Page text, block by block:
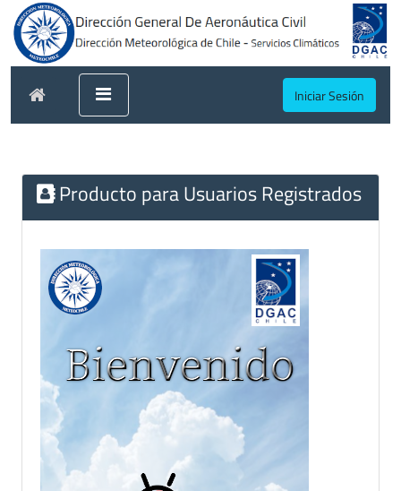
Iniciar Sesión
Producto para Usuarios Registrados